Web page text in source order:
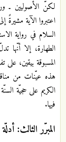
لكنّ الأصوليين ـ
اعتبروا الآية
السلام في رواية
الطهارة، إلا أنّها
المسبوقة بيقين،
هذه عيّنات من
الكريم على حجيّة
فيها.
المبرّر الثالث: